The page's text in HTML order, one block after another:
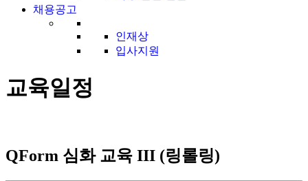
채용공고
인재상
입사지원
교육일정
QForm 심화 교육 III (링롤링)